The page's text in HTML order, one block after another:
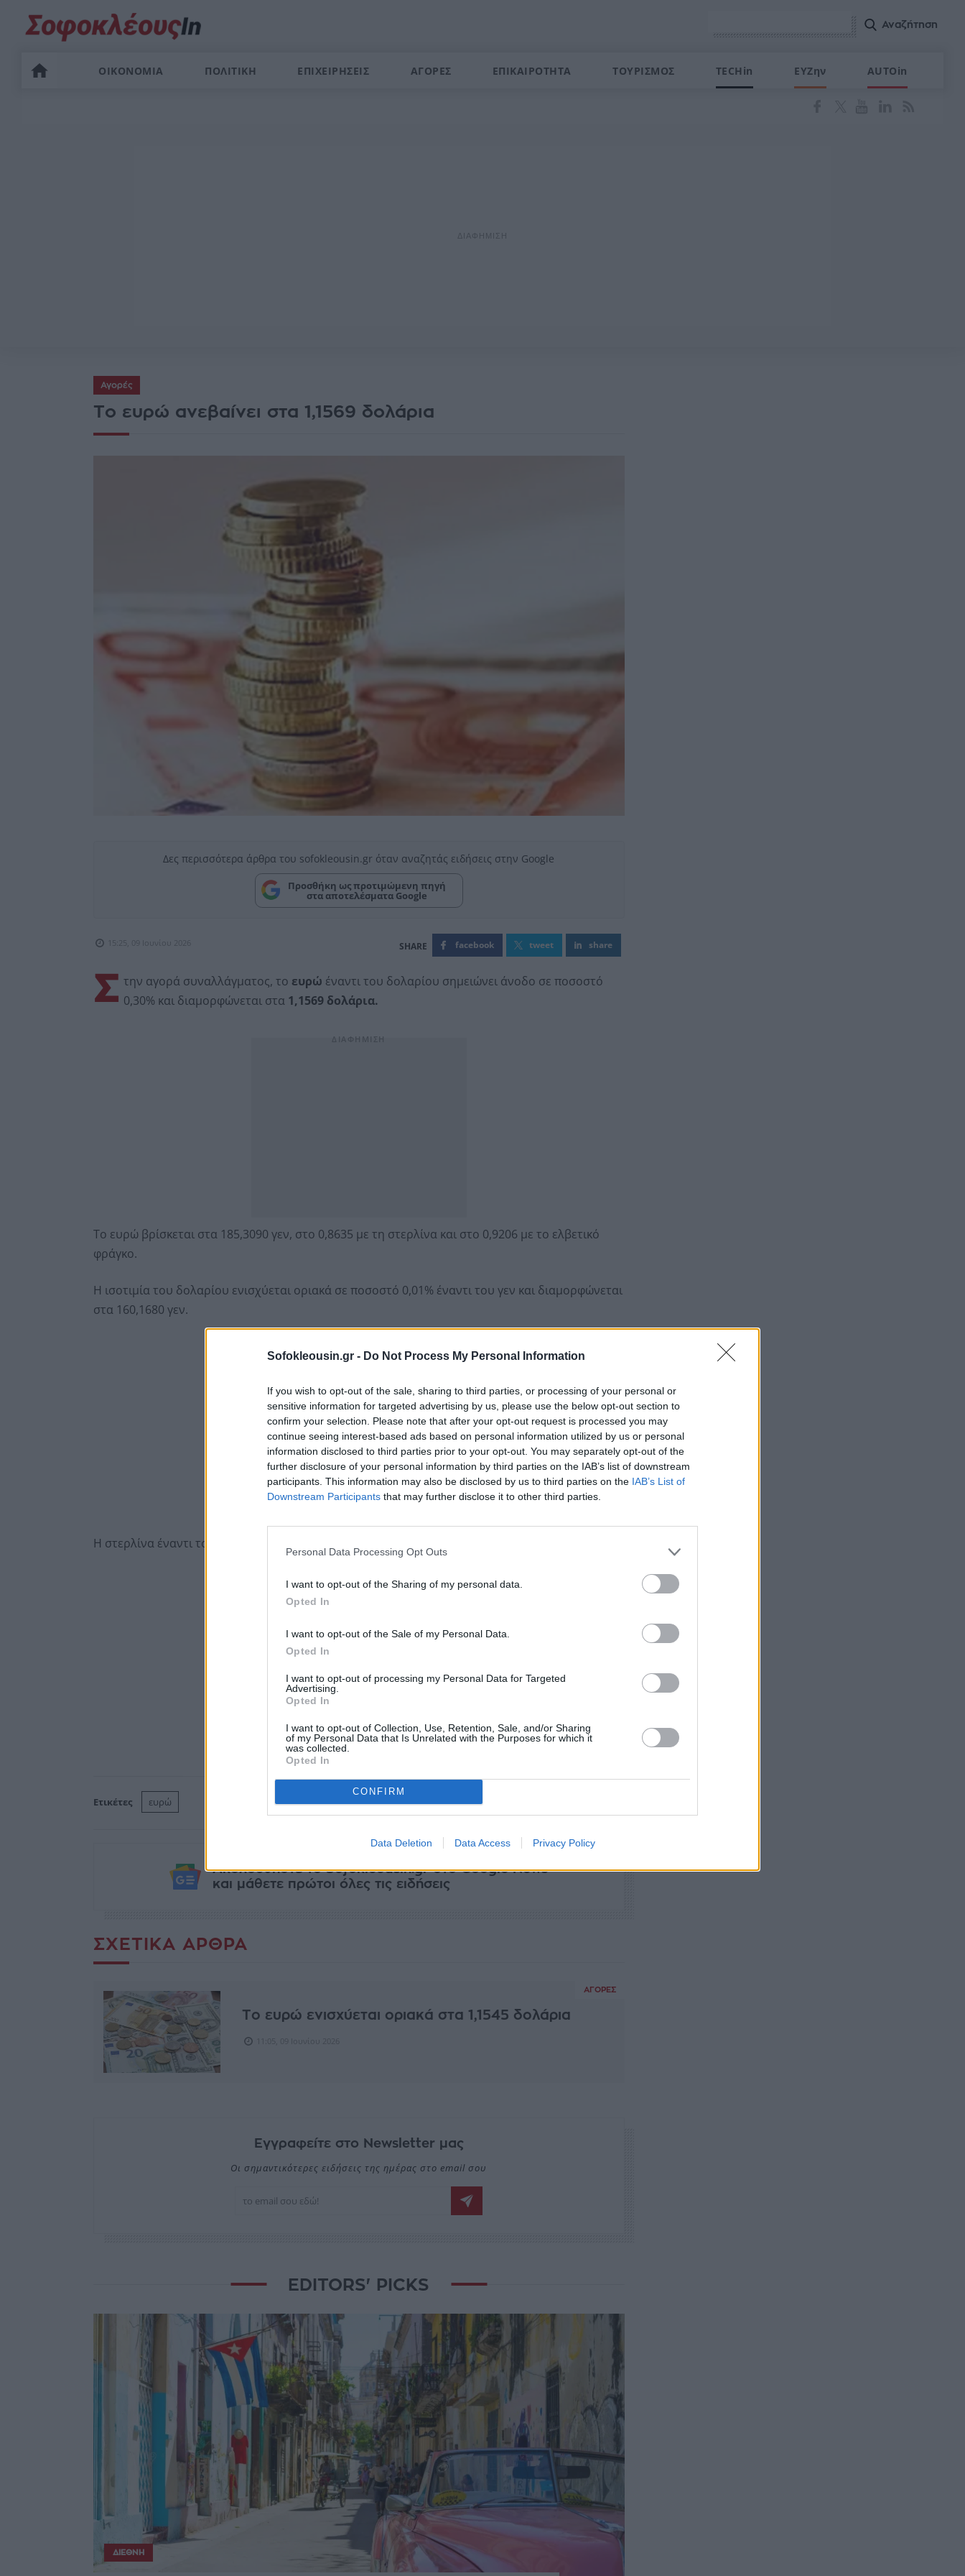
Sofokleousin.gr - Do Not Process My Personal Information
If you wish to opt-out of the sale, sharing to third parties, or processing of your personal or
sensitive information for targeted advertising by us, please use the below opt-out section to
confirm your selection. Please note that after your opt-out request is processed you may
continue seeing interest-based ads based on personal information utilized by us or personal
information disclosed to third parties prior to your opt-out. You may separately opt-out of the
further disclosure of your personal information by third parties on the IAB’s list of downstream
participants. This information may also be disclosed by us to third parties on the IAB’s List of
Downstream Participants that may further disclose it to other third parties.
Personal Data Processing Opt Outs
I want to opt-out of the Sharing of my personal data.
Opted In
I want to opt-out of the Sale of my Personal Data.
Opted In
I want to opt-out of processing my Personal Data for Targeted
Advertising.
Opted In
I want to opt-out of Collection, Use, Retention, Sale, and/or Sharing
of my Personal Data that Is Unrelated with the Purposes for which it
was collected.
Opted In
CONFIRM
Data Deletion Data Access Privacy Policy
ΟΙΚΟΝΟΜΙΑ ΠΟΛΙΤΙΚΗ ΕΠΙΧΕΙΡΗΣΕΙΣ ΑΓΟΡΕΣ ΕΠΙΚΑΙΡΟΤΗΤΑ ΤΟΥΡΙΣΜΟΣ TECHin ΕΥΖην AUTOin
Αγορές
Το ευρώ ανεβαίνει στα 1,1569 δολάρια
Δες περισσότερα άρθρα του sofokleousin.gr όταν αναζητάς ειδήσεις στην Google
Προσθήκη ως προτιμώμενη πηγή
στα αποτελέσματα Google
15:25, 09 Ιουνίου 2026 facebook tweet share
Σ την αγορά συναλλάγματος, το ευρώ έναντι του δολαρίου σημειώνει άνοδο σε ποσοστό
0,30% και διαμορφώνεται στα 1,1569 δολάρια.
Το ευρώ βρίσκεται στα 185,3090 γεν, στο 0,8635 με τη στερλίνα και στο 0,9206 με το ελβετικό
φράγκο.
Η ισοτιμία του δολαρίου ενισχύεται οριακά σε ποσοστό 0,01% έναντι του γεν και διαμορφώνεται
στα 160,1680 γεν.
Η στερλίνα έναντι του δολαρίου σημειώνει άνοδο 0,46% και διαμορφώνεται στα 1,3398 δολάρια.
Ετικέτες ευρώ facebook
Ακολουθήστε το Sofokleousin.gr στο Google News
και μάθετε πρώτοι όλες τις ειδήσεις
ΣΧΕΤΙΚΆ ΆΡΘΡΑ
ΑΓΟΡΈΣ
Το ευρώ ενισχύεται οριακά στα 1,1545 δολάρια
Εγγραφείτε στο Newsletter μας
Οι σημαντικότερες ειδήσεις της ημέρας στο email σου
EDITORS' PICKS
ΔΙΕΘΝΉ